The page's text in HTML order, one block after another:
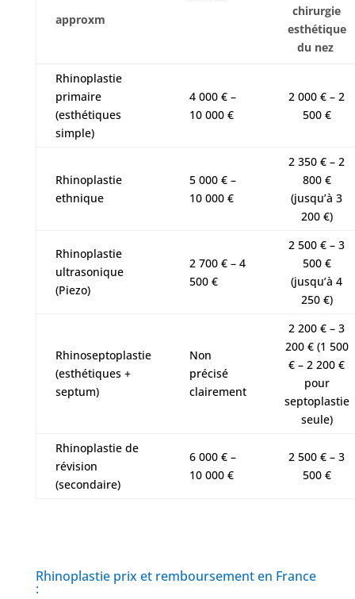
approxm
chirurgie
esthétique
du nez
Rhinoplastie
primaire
(esthétiques
simple)
4 000 € –
10 000 €
2 000 € – 2
500 €
Rhinoplastie
ethnique
5 000 € –
10 000 €
2 350 € – 2
800 €
(jusqu’à 3
200 €)
Rhinoplastie
ultrasonique
(Piezo)
2 700 € – 4
500 €
2 500 € – 3
500 €
(jusqu’à 4
250 €)
Rhinoseptoplastie
(esthétiques +
septum)
Non
précisé
clairement
2 200 € – 3
200 € (1 500
€ – 2 200 €
pour
septoplastie
seule)
Rhinoplastie de
révision
(secondaire)
6 000 € –
10 000 €
2 500 € – 3
500 €
Rhinoplastie prix et remboursement en France
: